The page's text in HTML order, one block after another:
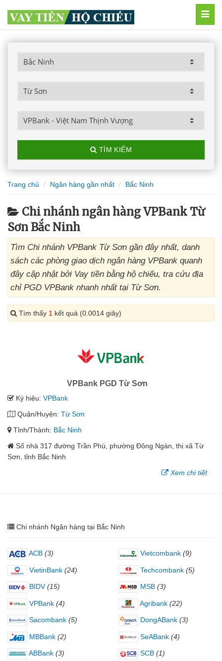
TÌM KIẾM
Trang chủ Ngân hàng gần nhất Bắc Ninh
Chi nhánh ngân hàng VPBank Từ
Sơn Bắc Ninh
Tìm Chi nhánh VPBank Từ Sơn gần đây nhất, danh
sách các phòng giao dịch ngân hàng VPBank quanh
đây cập nhật bởi Vay tiền bằng hộ chiếu, tra cứu địa
chỉ PGD VPBank nhanh nhất tại Từ Sơn.
Tìm thấy 1 kết quả (0.0014 giây)
VPBank PGD Từ Sơn
Ký hiệu: VPBank
Quận/Huyện: Từ Sơn
Tỉnh/Thành: Bắc Ninh
Số nhà 317 đường Trần Phú, phường Đông Ngàn, thị xã Từ
Sơn, tỉnh Bắc Ninh
Xem chi tiết
Chi nhánh Ngân hàng tại Bắc Ninh
ACB (3) Vietcombank (9)
VietinBank (24) Techcombank (5)
BIDV (15) MSB (3)
VPBank (4) Agribank (22)
Sacombank (5) DongABank (3)
MBBank (2) SeABank (4)
ABBank (3) SCB (1)